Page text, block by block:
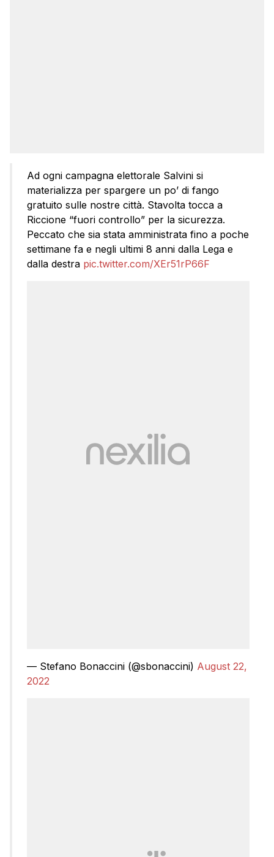
Ad ogni campagna elettorale Salvini si
materializza per spargere un po’ di fango
gratuito sulle nostre città. Stavolta tocca a
Riccione “fuori controllo” per la sicurezza.
Peccato che sia stata amministrata fino a poche
settimane fa e negli ultimi 8 anni dalla Lega e
dalla destra pic.twitter.com/XEr51rP66F
— Stefano Bonaccini (@sbonaccini) August 22,
2022